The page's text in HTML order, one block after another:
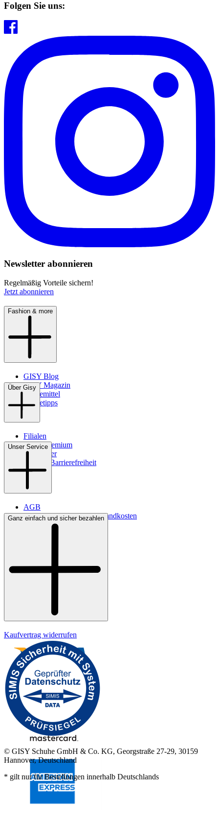
Folgen Sie uns:
Newsletter abonnieren
Regelmäßig Vorteile sichern!
Jetzt abonnieren
Fashion & more
GISY Blog
GISY Magazin
Pflegemittel
Pflegetipps
Über Gisy
Filialen
WMS-Premium
Newsletter
Digitale Barrierefreiheit
Unser Service
AGB
Lieferbedingungen & Versandkosten
Bezahlung
Ganz einfach und sicher bezahlen
Kaufvertrag widerrufen
© GISY Schuhe GmbH & Co. KG, Georgstraße 27-29, 30159
Hannover, Deutschland
* gilt nur für Bestellungen innerhalb Deutschlands